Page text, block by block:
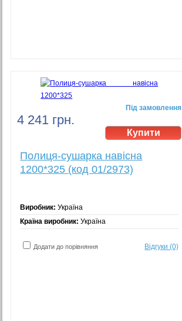
4 241 грн.
Під замовлення
Полиця-сушарка навісна
1200*325 (код 01/2973)
Виробник: Україна
Країна виробник: Україна
Додати до порівняння Відгуки (0)